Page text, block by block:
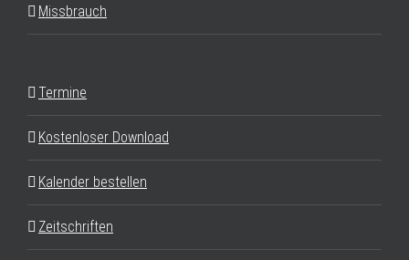
Missbrauch
Termine
Kostenloser Download
Kalender bestellen
Zeitschriften